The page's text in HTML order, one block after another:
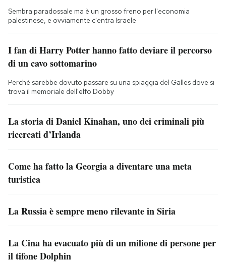
Sembra paradossale ma è un grosso freno per l'economia
palestinese, e ovviamente c'entra Israele
I fan di Harry Potter hanno fatto deviare il percorso
di un cavo sottomarino
Perché sarebbe dovuto passare su una spiaggia del Galles dove si
trova il memoriale dell'elfo Dobby
La storia di Daniel Kinahan, uno dei criminali più
ricercati d’Irlanda
Come ha fatto la Georgia a diventare una meta
turistica
La Russia è sempre meno rilevante in Siria
La Cina ha evacuato più di un milione di persone per
il tifone Dolphin